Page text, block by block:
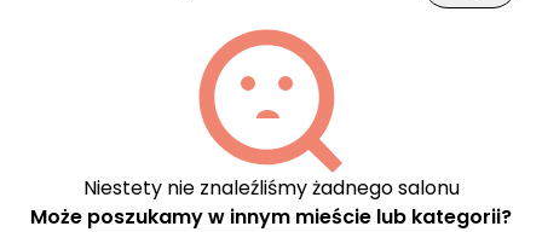
Niestety nie znaleźliśmy żadnego salonu
Może poszukamy w innym mieście lub kategorii?